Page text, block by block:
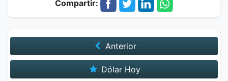
Compartir:
Anterior
Dólar Hoy